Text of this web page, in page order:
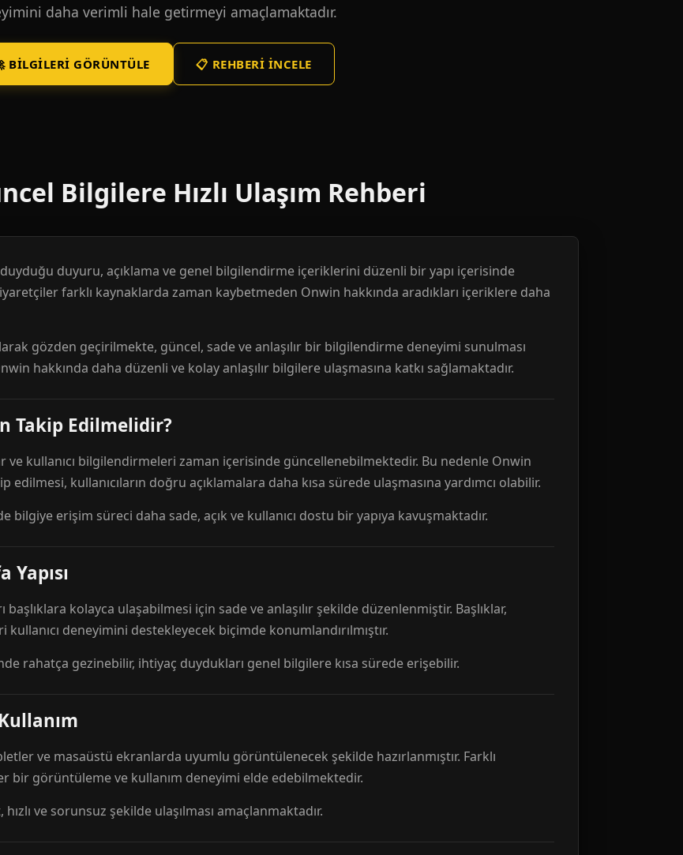
daha verimli hale getirmeyi amaçlamaktadır.
BILGILERI GÖRÜNTÜLE 📋 REHBERI İNCELE
Bilgilere Hızlı Ulaşım Rehberi
duyduğu duyuru, açıklama ve genel bilgilendirme içeriklerini düzenli bir yapı içerisinde
farklı kaynaklarda zaman kaybetmeden Onwin hakkında aradıkları içeriklere daha
gözden geçirilmekte, güncel, sade ve anlaşılır bir bilgilendirme deneyimi sunulması
hakkında daha düzenli ve kolay anlaşılır bilgilere ulaşmasına katkı sağlamaktadır.
Takip Edilmelidir?
kullanıcı bilgilendirmeleri zaman içerisinde güncellenebilmektedir. Bu nedenle Onwin
kullanıcıların doğru açıklamalara daha kısa sürede ulaşmasına yardımcı olabilir.
erişim süreci daha sade, açık ve kullanıcı dostu bir yapıya kavuşmaktadır.
Yapısı
kolayca ulaşabilmesi için sade ve anlaşılır şekilde düzenlenmiştir. Başlıklar,
deneyimini destekleyecek biçimde konumlandırılmıştır.
rahatça gezinebilir, ihtiyaç duydukları genel bilgilere kısa sürede erişebilir.
ve masaüstü ekranlarda uyumlu görüntülenecek şekilde hazırlanmıştır. Farklı
bir görüntüleme ve kullanım deneyimi elde edebilmektedir.
ve sorunsuz şekilde ulaşılması amaçlanmaktadır.